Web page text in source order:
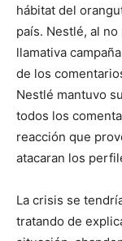
hábitat del
país. Nestlé, al
llamativa
de los
Nestlé mantuvo
todos los
reacción que
atacaran los
La crisis se
tratando de